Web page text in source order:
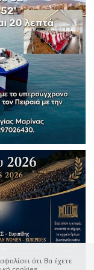
ότι θα έχετε